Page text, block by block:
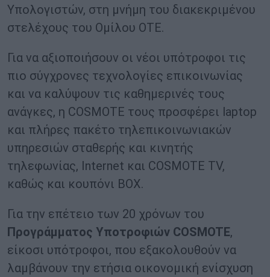
Υπολογιστών, στη μνήμη του διακεκριμένου
στελέχους του Ομίλου ΟΤΕ.
Για να αξιοποιήσουν οι νέοι υπότροφοι τις
πιο σύγχρονες τεχνολογίες επικοινωνίας
και να καλύψουν τις καθημερινές τους
ανάγκες, η COSMOTE τους προσφέρει laptop
και πλήρες πακέτο τηλεπικοινωνιακών
υπηρεσιών σταθερής και κινητής
τηλεφωνίας, Internet και COSMOTE TV,
καθώς και κουπόνι BOX.
Για την επέτειο των 20 χρόνων του
Προγράμματος Υποτροφιών COSMOTE,
είκοσι υπότροφοι, που εξακολουθούν να
λαμβάνουν την ετήσια οικονομική ενίσχυση